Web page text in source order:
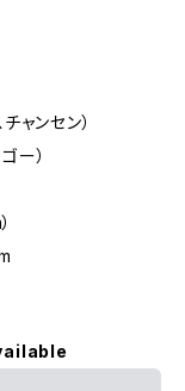
ンセン）
ー）